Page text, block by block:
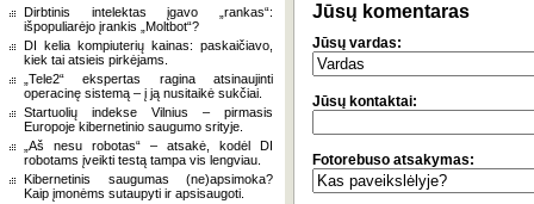
Dirbtinis intelektas įgavo „rankas“:
išpopuliarėjo įrankis „Moltbot“?
DI kelia kompiuterių kainas: paskaičiavo,
kiek tai atsieis pirkėjams.
„Tele2“ ekspertas ragina atsinaujinti
operacinę sistemą – į ją nusitaikė sukčiai.
Startuolių indekse Vilnius – pirmasis
Europoje kibernetinio saugumo srityje.
„Aš nesu robotas“ – atsakė, kodėl DI
robotams įveikti testą tampa vis lengviau.
Kibernetinis saugumas (ne)apsimoka?
Kaip įmonėms sutaupyti ir apsisaugoti.
Jūsų komentaras
Jūsų vardas:
Jūsų kontaktai:
Fotorebuso atsakymas: